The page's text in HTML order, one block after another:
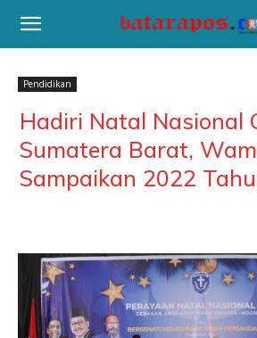
Pendidikan
Hadiri Natal Nasional
Sumatera Barat,
Sampaikan 2022